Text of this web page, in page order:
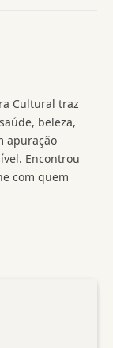
Cultural traz
beleza,
apuração
Encontrou
com quem